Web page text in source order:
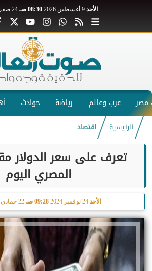
الأحد 08:30 صـ 24 صفر 1448
عرب وعالم رياضة حوادث
الرئيسية اقتصاد
تعرف على سعر الدولار
المصري اليوم
الأحد 24 نوفمبر 2024 09:28 صـ 22 جمادى أول 1446